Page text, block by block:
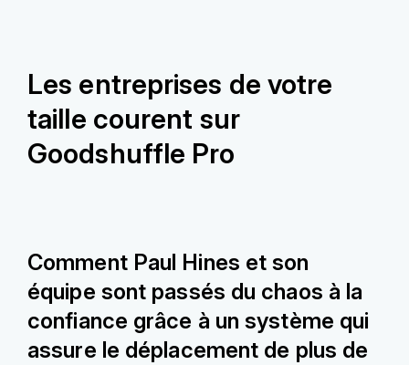
Les entreprises de votre
taille courent sur
Goodshuffle Pro
Comment Paul Hines et son
équipe sont passés du chaos à la
confiance grâce à un système qui
assure le déplacement de plus de